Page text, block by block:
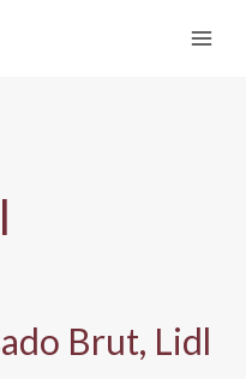
Brut, Lidl